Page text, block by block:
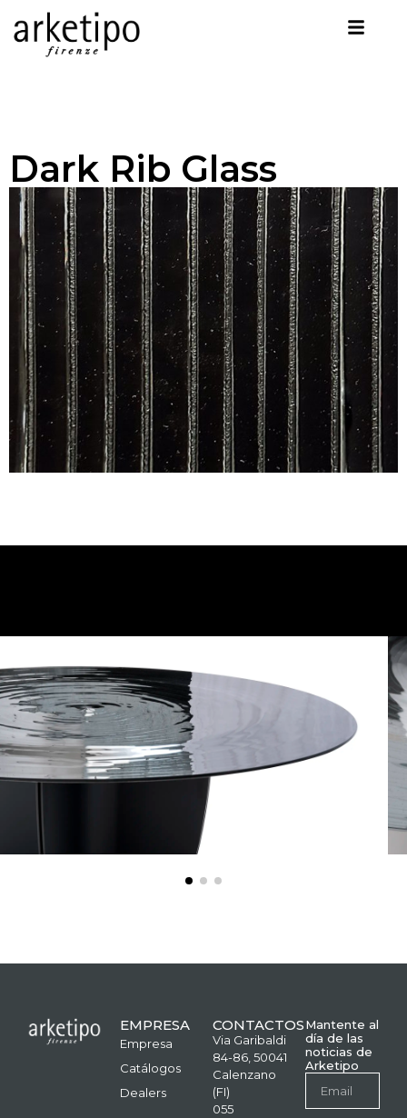
Dark Rib Glass
EMPRESA
Empresa
Catálogos
Dealers
CONTACTOS
Via Garibaldi
84-86, 50041
Calenzano
(FI)
055
Mantente al
día de las
noticias de
Arketipo